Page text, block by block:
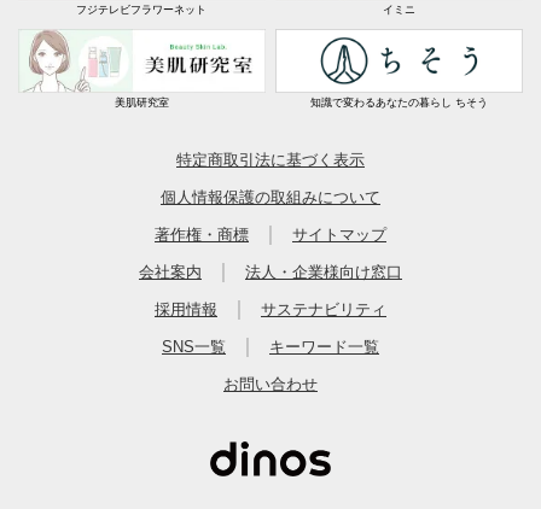
フジテレビフラワーネット イミニ
美肌研究室 知識で変わるあなたの暮らし ちそう
特定商取引法に基づく表示
個人情報保護の取組みについて
著作権・商標 サイトマップ
会社案内 法人・企業様向け窓口
採用情報 サステナビリティ
SNS一覧 キーワード一覧
お問い合わせ